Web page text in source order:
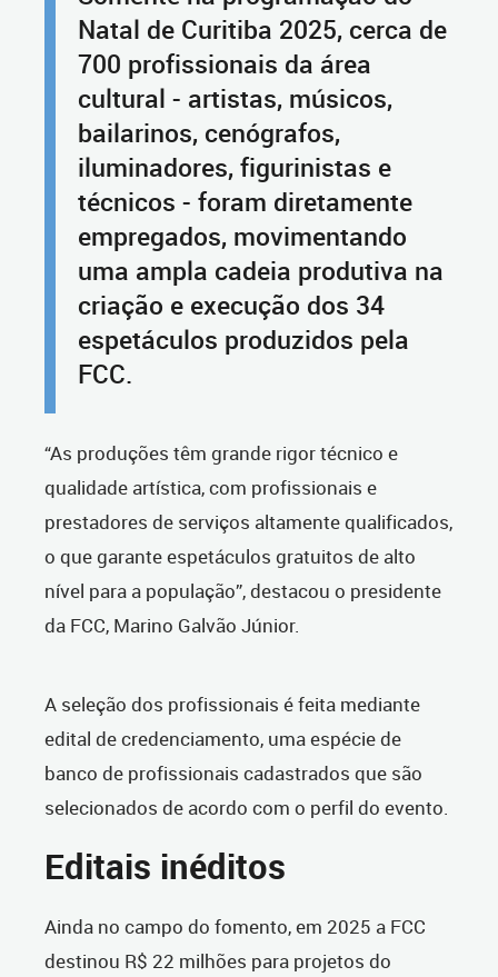
Natal de Curitiba 2025, cerca de
700 profissionais da área
cultural - artistas, músicos,
bailarinos, cenógrafos,
iluminadores, figurinistas e
técnicos - foram diretamente
empregados, movimentando
uma ampla cadeia produtiva na
criação e execução dos 34
espetáculos produzidos pela
FCC.
“As produções têm grande rigor técnico e
qualidade artística, com profissionais e
prestadores de serviços altamente qualificados,
o que garante espetáculos gratuitos de alto
nível para a população”, destacou o presidente
da FCC, Marino Galvão Júnior.
A seleção dos profissionais é feita mediante
edital de credenciamento, uma espécie de
banco de profissionais cadastrados que são
selecionados de acordo com o perfil do evento.
Editais inéditos
Ainda no campo do fomento, em 2025 a FCC
destinou R$ 22 milhões para projetos do